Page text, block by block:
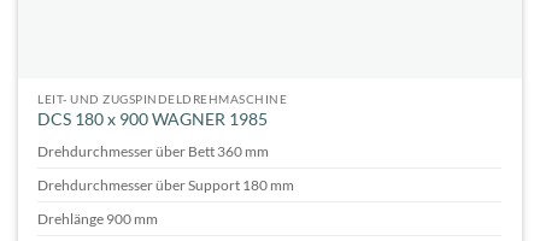
LEIT- UND ZUGSPINDELDREHMASCHINE
DCS 180 x 900 WAGNER 1985
Drehdurchmesser über Bett 360 mm
Drehdurchmesser über Support 180 mm
Drehlänge 900 mm